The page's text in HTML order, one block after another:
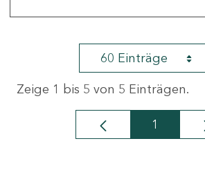
60 Einträge
Zeige 1 bis 5 von 5 Einträgen.
Seite
1